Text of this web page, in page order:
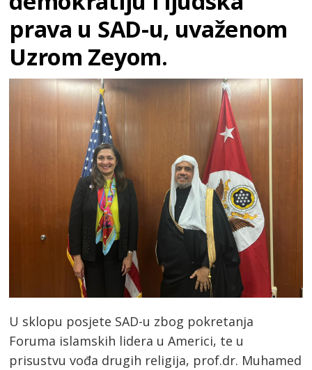
prava u SAD-u, uvaženom
Uzrom Zeyom.
U sklopu posjete SAD-u zbog pokretanja
Foruma islamskih lidera u Americi, te u
prisustvu vođa drugih religija, prof.dr. Muhamed